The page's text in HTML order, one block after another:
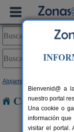
Alojamientos
Casas
Bienvenid@ a
nuestro portal
Una cookie o
información
visitar el portal.